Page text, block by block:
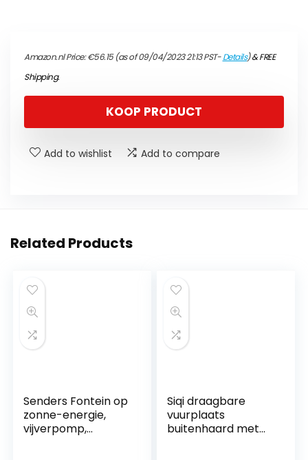
Amazon.nl Price:€56.15(as of 09/04/2023 21:13 PST-Details)&FREE
Shipping.
KOOP PRODUCT
Add to wishlist Add to compare
Related Products
Senders Fontein op
zonne-energie,
vijverpomp,
Siqi draagbare
vuurplaats
buitenhaard met